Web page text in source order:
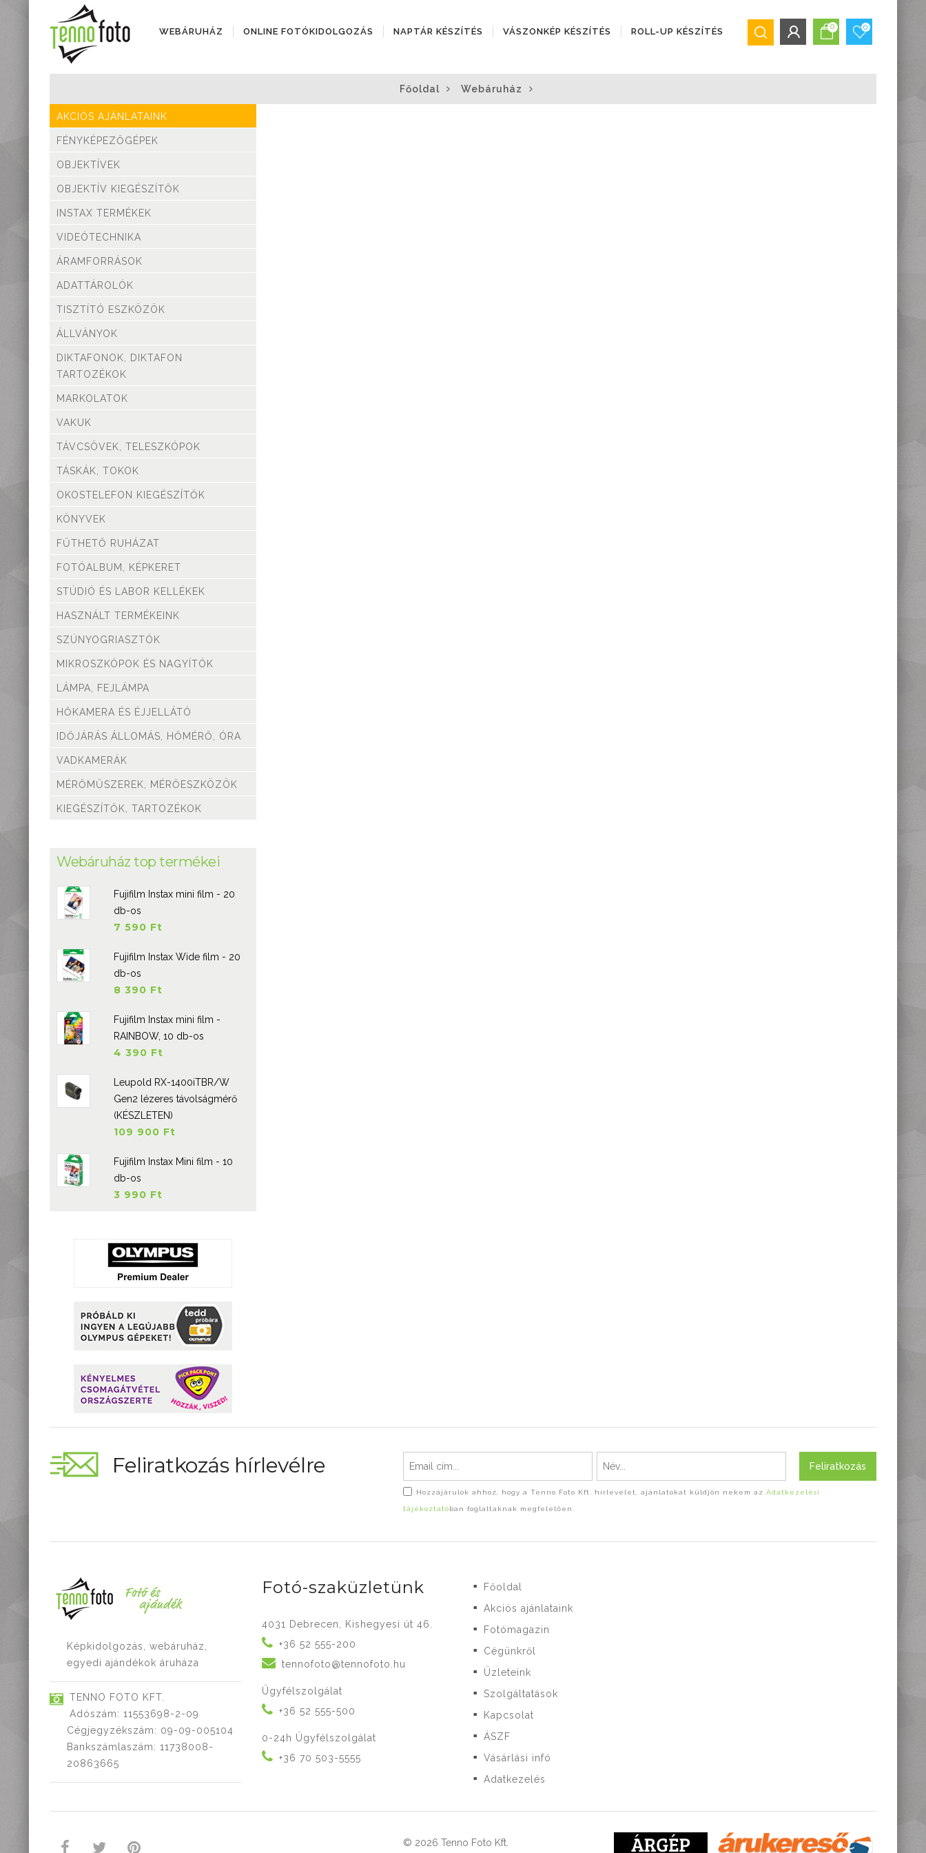
WEBÁRUHÁZ
Objektívek
Adattárolók
Okostelefon
kellékek
Időjárás állomás,
hőmérő, óra
Mérőműszerek,
tartozékok
ONLINE FOTÓKIDOLGOZÁS NAPTÁR KÉSZÍTÉS VÁSZONKÉP KÉSZÍTÉS ROLL-UP KÉSZÍTÉS
Bejelentkezés
0 0
Főoldal Webáruház
AKCIÓS AJÁNLATAINK
FÉNYKÉPEZŐGÉPEK
OBJEKTÍVEK
OBJEKTÍV KIEGÉSZÍTŐK
INSTAX TERMÉKEK
VIDEÓTECHNIKA
ÁRAMFORRÁSOK
ADATTÁROLÓK
TISZTÍTÓ ESZKÖZÖK
ÁLLVÁNYOK
DIKTAFONOK, DIKTAFON
TARTOZÉKOK
MARKOLATOK
VAKUK
TÁVCSÖVEK, TELESZKÓPOK
TÁSKÁK, TOKOK
OKOSTELEFON KIEGÉSZÍTŐK
KÖNYVEK
FŰTHETŐ RUHÁZAT
FOTÓALBUM, KÉPKERET
STÚDIÓ ÉS LABOR KELLÉKEK
HASZNÁLT TERMÉKEINK
SZÚNYOGRIASZTÓK
MIKROSZKÓPOK ÉS NAGYÍTÓK
LÁMPA, FEJLÁMPA
HŐKAMERA ÉS ÉJJELLÁTÓ
IDŐJÁRÁS ÁLLOMÁS, HŐMÉRŐ, ÓRA
VADKAMERÁK
MÉRŐMŰSZEREK, MÉRŐESZKÖZÖK
KIEGÉSZÍTŐK, TARTOZÉKOK
Webáruház top termékei
Fujifilm Instax mini film - 20
db-os
7 590 Ft
Fujifilm Instax Wide film - 20
db-os
8 390 Ft
Fujifilm Instax mini film -
RAINBOW, 10 db-os
4 390 Ft
Leupold RX-1400iTBR/W
Gen2 lézeres távolságmérő
(KÉSZLETEN)
109 900 Ft
Fujifilm Instax Mini film - 10
db-os
3 990 Ft
Feliratkozás hírlevélre Feliratkozás
Hozzájárulok ahhoz, hogy a Tenno Foto Kft. hírlevelet, ajánlatokat küldjön nekem azAdatkezelési
tájékoztatóban foglaltaknak megfelelően.
Képkidolgozás, webáruház,
egyedi ajándékok áruháza
TENNO FOTO KFT.
Adószám: 11553698-2-09
Cégjegyzékszám: 09-09-005104
Bankszámlaszám: 11738008-
20863665
Fotó-szaküzletünk
4031 Debrecen, Kishegyesi út 46.
+36 52 555-200
tennofoto@tennofoto.hu
Ügyfélszolgálat
+36 52 555-500
0-24h Ügyfélszolgálat
+36 70 503-5555
■ Főoldal
■ Akciós ajánlataink
■ Fotómagazin
■ Cégünkről
■ Üzleteink
■ Szolgáltatások
■ Kapcsolat
■ ÁSZF
■ Vásárlási infó
■ Adatkezelés
© 2026 Tenno Foto Kft.